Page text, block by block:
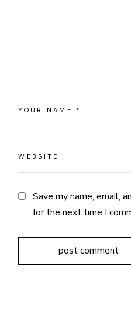
Save my name, email,
for the next time I
post comment